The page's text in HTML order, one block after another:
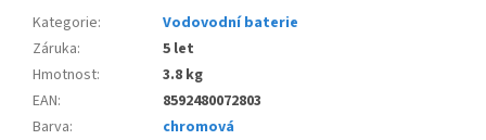
Kategorie:
Vodovodní baterie
Záruka:
5 let
Hmotnost:
3.8 kg
EAN:
8592480072803
Barva:
chromová